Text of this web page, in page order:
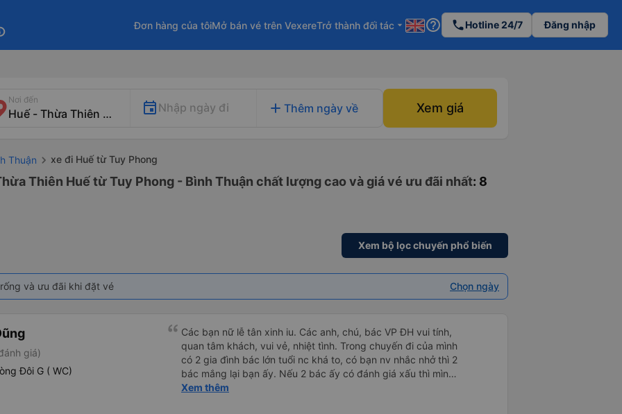
Đơn hàng của tôiMở bán vé trên VexereTrở thành đối tác arrow_drop_down help_outline phoneHotline 24/7 Đăng nhập
Nơi đến
Nhập ngày đi add Thêm ngày về Xem giá
Thuận xe đi Huế từ Tuy Phong
Thiên Huế từ Tuy Phong - Bình Thuận chất lượng cao và giá vé ưu đãi nhất: 8
Xem bộ lọc chuyến phổ biến
và ưu đãi khi đặt vé Chọn ngày
giá)
Đôi G ( WC)
Các bạn nữ lễ tân xinh iu. Các anh, chú, bác VP ĐH vui tính,
quan tâm khách, vui vẻ, nhiệt tình. Trong chuyến đi của mình
có 2 gia đình bác lớn tuổi nc khá to, có bạn nv nhắc nhở thì 2
bác mắng lại bạn ấy. Nếu 2 bác ấy có đánh giá xấu thì mình
ngược lại nha. Bạn ấy nhắc nhở rất đúng. 2 bác nói rất to. To
Xem thêm